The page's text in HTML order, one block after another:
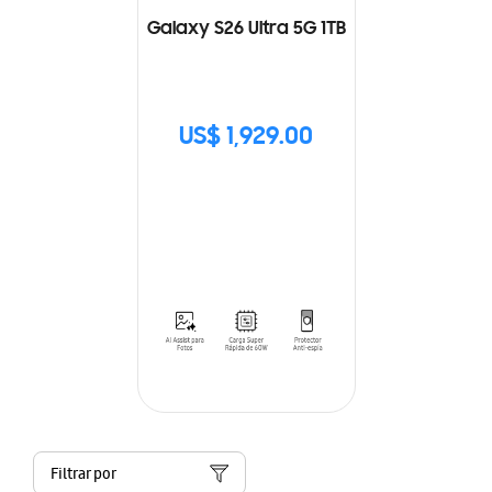
Galaxy S26 Ultra 5G 1TB
US$ 1,929.00
Filtrar por